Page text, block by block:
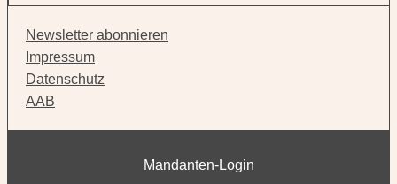
Newsletter abonnieren
Impressum
Datenschutz
AAB
Mandanten-Login